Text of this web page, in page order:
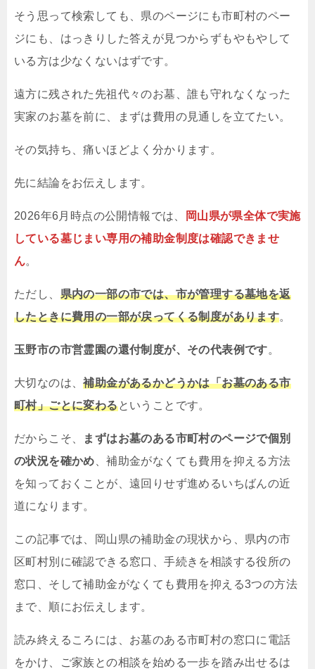
そう思って検索しても、県のページにも市町村のペー
ジにも、はっきりした答えが見つからずもやもやして
いる方は少なくないはずです。
遠方に残された先祖代々のお墓、誰も守れなくなった
実家のお墓を前に、まずは費用の見通しを立てたい。
その気持ち、痛いほどよく分かります。
先に結論をお伝えします。
2026年6月時点の公開情報では、
岡山県が県全体で実施
している墓じまい専用の補助金制度は確認できませ
ん。
ただし、 県内の一部の市では、市が管理する墓地を返
したときに費用の一部が戻ってくる制度があります。
玉野市の市営霊園の還付制度が、その代表例です。
大切なのは、補助金があるかどうかは「お墓のある市
町村」ごとに変わるということです。
だからこそ、
まずはお墓のある市町村のページで個別
の状況を確かめ 、補助金がなくても費用を抑える方法
を知っておくことが、遠回りせず進めるいちばんの近
道になります。
この記事では、岡山県の補助金の現状から、県内の市
区町村別に確認できる窓口、手続きを相談する役所の
窓口、そして補助金がなくても費用を抑える3つの方法
まで、順にお伝えします。
読み終えるころには、お墓のある市町村の窓口に電話
をかけ、ご家族との相談を始める一歩を踏み出せるは